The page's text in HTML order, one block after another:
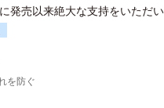
発売以来絶大な支持をいただい
を防ぐ